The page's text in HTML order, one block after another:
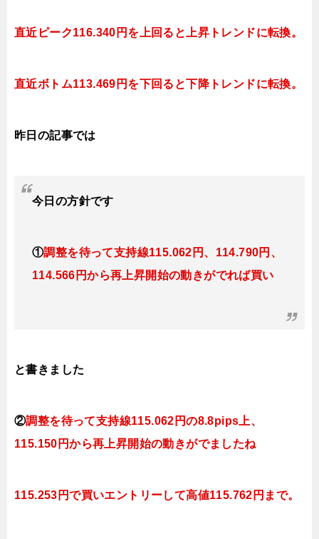
直近ピーク116.340円を上回ると上昇トレンドに転換。
直近ボトム113.469円を下回ると下降トレンドに転換。
昨日の記事では
今日 の方針です
①調整を待って支持線115.062円、114.790円、
114.566円から再上昇開始の動きがでれば買い
と書きました
②調整を待って支持線115.062円の8.8pips上、
115.150円から再上昇開始の動きがでましたね
115.253円で買いエントリーして高値115.762円まで。